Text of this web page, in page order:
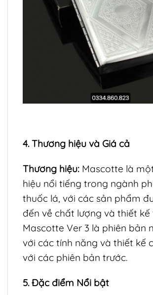
4. Thương hiệu và Giá cả
Thương hiệu: Mascotte là
hiệu nổi tiếng trong ngành
thuốc lá, với các sản phẩm
đến về chất lượng và thiết kế
Mascotte Ver 3 là phiên bản
với các tính năng và thiết kế
với các phiên bản trước.
5. Đặc điểm Nổi bật